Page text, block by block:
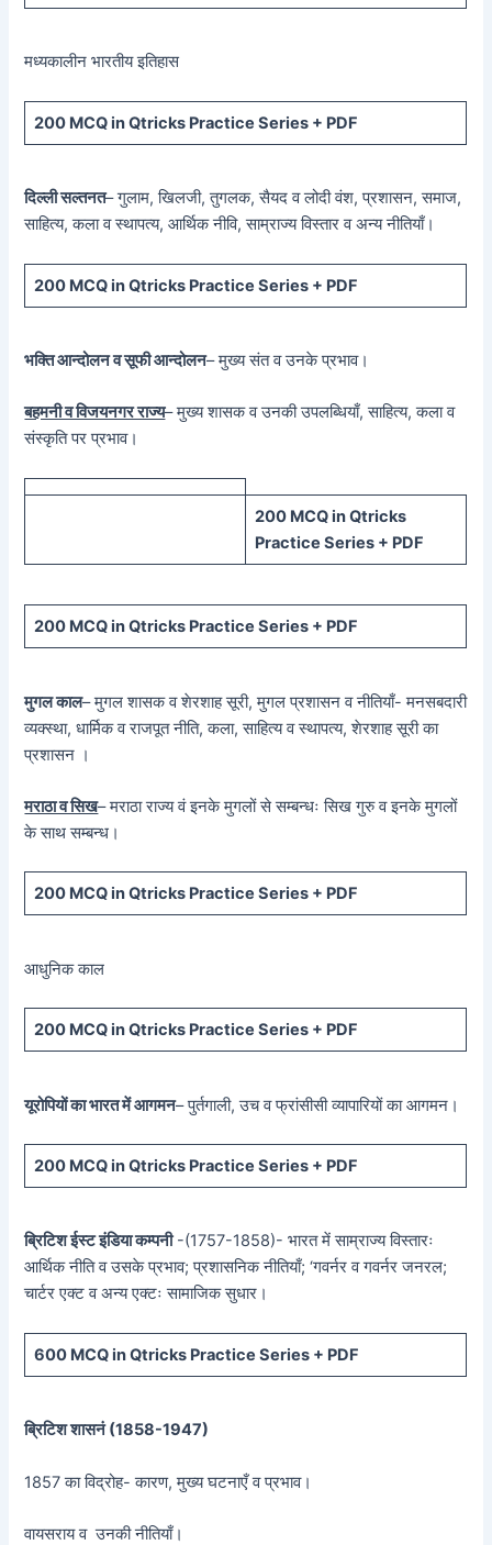
मध्यकालीन भारतीय इतिहास
200 MCQ in Qtricks Practice Series + PDF
दिल्ली सल्तनत– गुलाम, खिलजी, तुगलक, सैयद व लोदी वंश, प्रशासन, समाज,
साहित्य, कला व स्थापत्य, आर्थिक नीवि, साम्राज्य विस्तार व अन्य नीतियाँ।
200 MCQ in Qtricks Practice Series + PDF
भक्ति आन्दोलन व सूफी आन्दोलन– मुख्य संत व उनके प्रभाव।
बहमनी व विजयनगर राज्य– मुख्य शासक व उनकी उपलब्धियाँ, साहित्य, कला व
संस्कृति पर प्रभाव।
200 MCQ in Qtricks
Practice Series + PDF
200 MCQ in Qtricks Practice Series + PDF
मुगल काल– मुगल शासक व शेरशाह सूरी, मुगल प्रशासन व नीतियाँ- मनसबदारी
व्यक्स्था, धार्मिक व राजपूत नीति, कला, साहित्य व स्थापत्य, शेरशाह सूरी का
प्रशासन ।
मराठा व सिख– मराठा राज्य वं इनके मुगलों से सम्बन्धः सिख गुरु व इनके मुगलों
के साथ सम्बन्ध।
200 MCQ in Qtricks Practice Series + PDF
आधुनिक काल
200 MCQ in Qtricks Practice Series + PDF
यूरोपियों का भारत में आगमन– पुर्तगाली, उच व फ्रांसीसी व्यापारियों का आगमन।
200 MCQ in Qtricks Practice Series + PDF
ब्रिटिश ईस्ट इंडिया कम्पनी-(1757-1858)- भारत में साम्राज्य विस्तारः
आर्थिक नीति व उसके प्रभाव; प्रशासनिक नीतियाँ; ‘गवर्नर व गवर्नर जनरल;
चार्टर एक्ट व अन्य एक्टः सामाजिक सुधार।
600 MCQ in Qtricks Practice Series + PDF
ब्रिटिश शासनं (1858-1947)
1857 का विद्रोह- कारण, मुख्य घटनाएँ व प्रभाव।
वायसराय व उनकी नीतियाँ।